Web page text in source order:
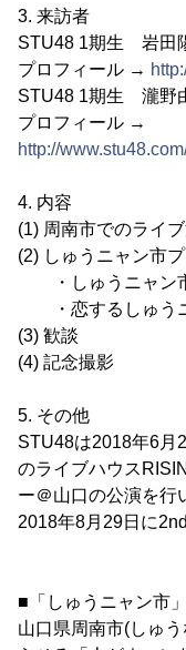
3. 来訪者
STU48 1期生 岩田
プロフィール →
STU48 1期生 瀧野
プロフィール →
http://
4. 内容
(1) 周南市でのライ
(2) しゅうニャン市
・しゅうニャン市
・恋するしゅう
(3) 歓談
(4) 記念撮影
5. その他
STU48は2018年6月
のライブハウス
ー＠山口の公演を行
2018年8月29日に
■「しゅうニャン市
山口県周南市(しゅ